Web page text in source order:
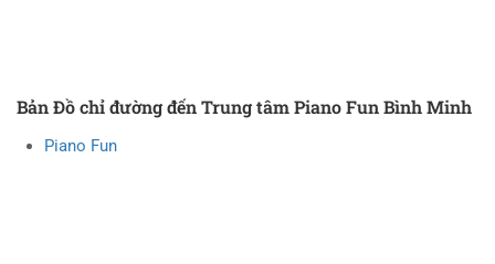
Bản Đồ chỉ đường đến Trung tâm Piano Fun Bình Minh
Piano Fun